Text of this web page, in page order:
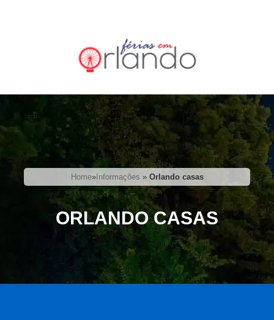
Home»Informações » Orlando casas
ORLANDO CASAS